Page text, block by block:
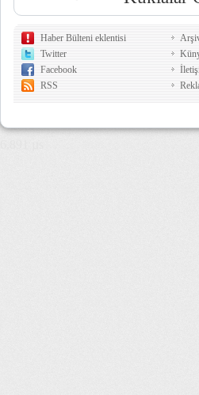
Haber Bülteni eklentisi
Twitter
Facebook
RSS